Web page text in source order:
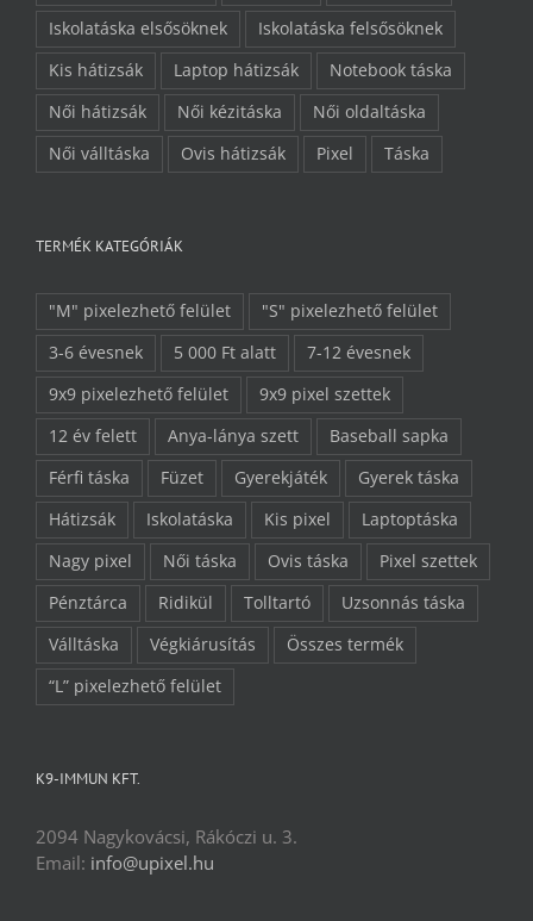
Iskolatáska elsősöknek
Iskolatáska felsősöknek
Kis hátizsák
Laptop hátizsák
Notebook táska
Női hátizsák
Női kézitáska
Női oldaltáska
Női válltáska
Ovis hátizsák Pixel Táska
TERMÉK KATEGÓRIÁK
"M" pixelezhető felület
"S" pixelezhető felület
3-6 évesnek
5 000 Ft alatt
7-12 évesnek
9x9 pixelezhető felület
9x9 pixel szettek
12 év felett
Anya-lánya szett
Baseball sapka
Férfi táska
Füzet Gyerekjáték
Gyerek táska
Hátizsák
Iskolatáska Kis pixel
Laptoptáska
Nagy pixel
Női táska Ovis táska
Pixel szettek
Pénztárca
Ridikül Tolltartó
Uzsonnás táska
Válltáska
Végkiárusítás
Összes termék
“L” pixelezhető felület
K9-IMMUN KFT.
2094 Nagykovácsi, Rákóczi u. 3.
Email: info@upixel.hu